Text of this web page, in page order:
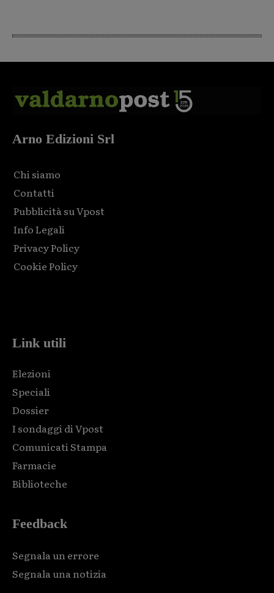
Arno Edizioni Srl
Chi siamo
Contatti
Pubblicità su Vpost
Info Legali
Privacy Policy
Cookie Policy
Link utili
Elezioni
Speciali
Dossier
I sondaggi di Vpost
Comunicati Stampa
Farmacie
Biblioteche
Feedback
Segnala un errore
Segnala una notizia